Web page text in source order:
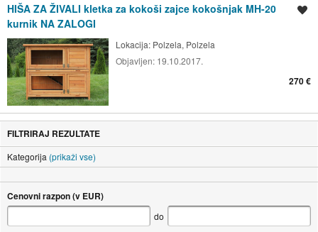
HIŠA ZA ŽIVALI kletka za kokoši zajce kokošnjak MH-20
kurnik NA ZALOGI
Lokacija: Polzela, Polzela
Objavljen: 19.10.2017.
270 €
FILTRIRAJ REZULTATE
Kategorija (prikaži vse)
Cenovni razpon (v EUR)
do